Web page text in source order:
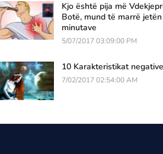
Kjo është pija më
Botë, mund të marrë
minutave
5/07/2017 03:09:00 PM
10 Karakteristikat
7/02/2017 02:54:00 AM